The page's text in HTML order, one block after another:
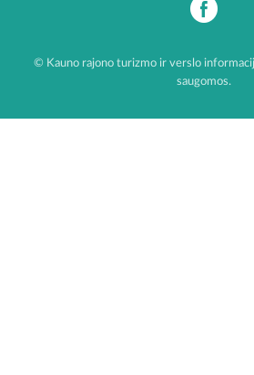
© Kauno rajono turizmo ir verslo
saugomos.